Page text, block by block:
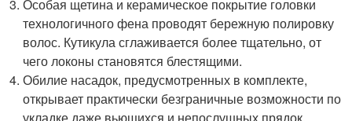
Особая щетина и керамическое покрытие головки
технологичного фена проводят бережную полировку
волос. Кутикула сглаживается более тщательно, от
чего локоны становятся блестящими.
Обилие насадок, предусмотренных в комплекте,
открывает практически безграничные возможности по
укладке даже вьющихся и непослушных прядок.